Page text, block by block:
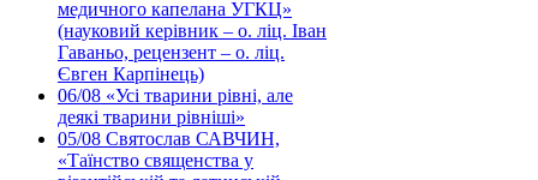
медичного капелана УГКЦ»
(науковий керівник – о. ліц. Іван
Гаваньо, рецензент – о. ліц.
Євген Карпінець)
06/08 «Усі тварини рівні, але
деякі тварини рівніші»
05/08 Святослав САВЧИН,
«Таїнство священства у